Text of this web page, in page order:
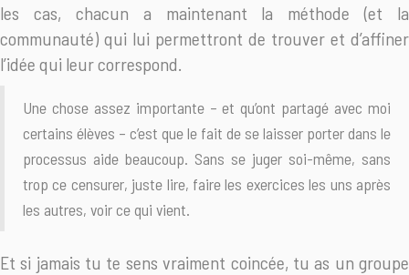
les cas, chacun a maintenant la méthode (et la
communauté) qui lui permettront de trouver et d’affiner
l’idée qui leur correspond.
Une chose assez importante – et qu’ont partagé avec moi
certains élèves – c’est que le fait de se laisser porter dans le
processus aide beaucoup. Sans se juger soi-même, sans
trop ce censurer, juste lire, faire les exercices les uns après
les autres, voir ce qui vient.
Et si jamais tu te sens vraiment coincée, tu as un groupe